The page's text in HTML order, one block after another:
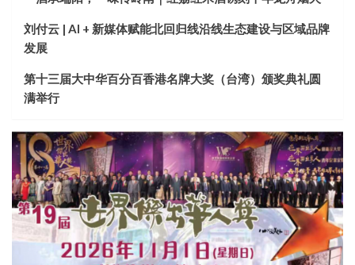
刘付云 | AI + 新媒体赋能北回归线沿线生态建设与区域品牌
发展
第十三届大中华百分百香港名牌大奖（台湾）颁奖典礼圆
满举行